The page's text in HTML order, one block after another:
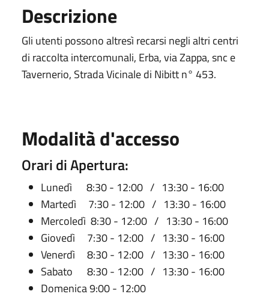
Descrizione
Gli utenti possono altresì recarsi negli altri centri
di raccolta intercomunali, Erba, via Zappa, snc e
Tavernerio, Strada Vicinale di Nibitt n° 453.
Modalità d'accesso
Orari di Apertura:
Lunedì 8:30 - 12:00 / 13:30 - 16:00
Martedì 7:30 - 12:00 / 13:30 - 16:00
Mercoledì 8:30 - 12:00 / 13:30 - 16:00
Giovedì 7:30 - 12:00 / 13:30 - 16:00
Venerdì 8:30 - 12:00 / 13:30 - 16:00
Sabato 8:30 - 12:00 / 13:30 - 16:00
Domenica 9:00 - 12:00